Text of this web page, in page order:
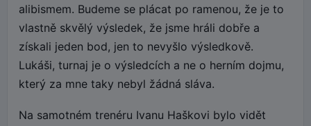
alibismem. Budeme se plácat po ramenou, že je to
vlastně skvělý výsledek, že jsme hráli dobře a
získali jeden bod, jen to nevyšlo výsledkově.
Lukáši, turnaj je o výsledcích a ne o herním dojmu,
který za mne taky nebyl žádná sláva.
Na samotném trenéru Ivanu Haškovi bylo vidět